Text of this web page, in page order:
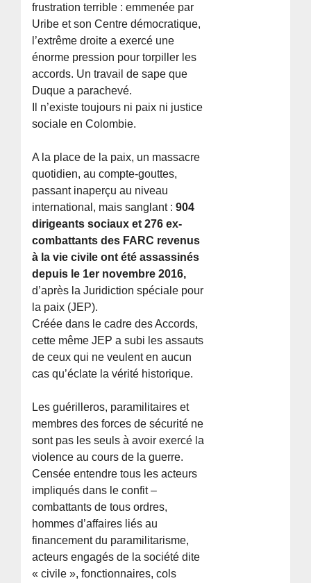
frustration terrible : emmenée par
Uribe et son Centre démocratique,
l’extrême droite a exercé une
énorme pression pour torpiller les
accords. Un travail de sape que
Duque a parachevé.
Il n’existe toujours ni paix ni justice
sociale en Colombie.
A la place de la paix, un massacre
quotidien, au compte-gouttes,
passant inaperçu au niveau
international, mais sanglant : 904
dirigeants sociaux et 276 ex-
combattants des FARC revenus
à la vie civile ont été assassinés
depuis le 1er novembre 2016,
d’après la Juridiction spéciale pour
la paix (JEP).
Créée dans le cadre des Accords,
cette même JEP a subi les assauts
de ceux qui ne veulent en aucun
cas qu’éclate la vérité historique.
Les guérilleros, paramilitaires et
membres des forces de sécurité ne
sont pas les seuls à avoir exercé la
violence au cours de la guerre.
Censée entendre tous les acteurs
impliqués dans le confit –
combattants de tous ordres,
hommes d’affaires liés au
financement du paramilitarisme,
acteurs engagés de la société dite
« civile », fonctionnaires, cols